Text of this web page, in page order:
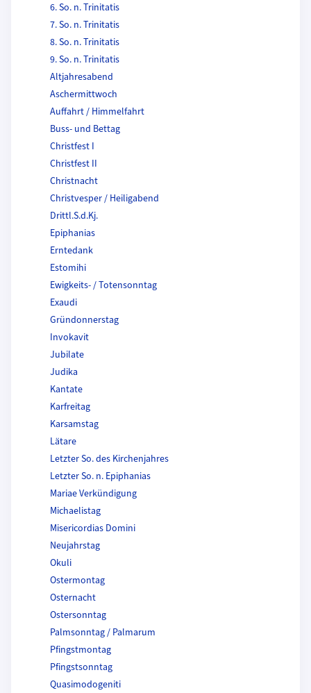
6. So. n. Trinitatis
7. So. n. Trinitatis
8. So. n. Trinitatis
9. So. n. Trinitatis
Altjahresabend
Aschermittwoch
Auffahrt / Himmelfahrt
Buss- und Bettag
Christfest I
Christfest II
Christnacht
Christvesper / Heiligabend
Drittl.S.d.Kj.
Epiphanias
Erntedank
Estomihi
Ewigkeits- / Totensonntag
Exaudi
Gründonnerstag
Invokavit
Jubilate
Judika
Kantate
Karfreitag
Karsamstag
Lätare
Letzter So. des Kirchenjahres
Letzter So. n. Epiphanias
Mariae Verkündigung
Michaelistag
Misericordias Domini
Neujahrstag
Okuli
Ostermontag
Osternacht
Ostersonntag
Palmsonntag / Palmarum
Pfingstmontag
Pfingstsonntag
Quasimodogeniti